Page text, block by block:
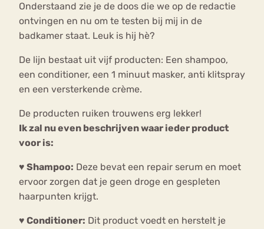
Onderstaand zie je de doos die we op de redactie
ontvingen en nu om te testen bij mij in de
badkamer staat. Leuk is hij hè?
De lijn bestaat uit vijf producten: Een shampoo,
een conditioner, een 1 minuut masker, anti klitspray
en een versterkende crème.
De producten ruiken trouwens erg lekker!
Ik zal nu even beschrijven waar ieder product
voor is:
♥ Shampoo: Deze bevat een repair serum en moet
ervoor zorgen dat je geen droge en gespleten
haarpunten krijgt.
♥ Conditioner: Dit product voedt en herstelt je